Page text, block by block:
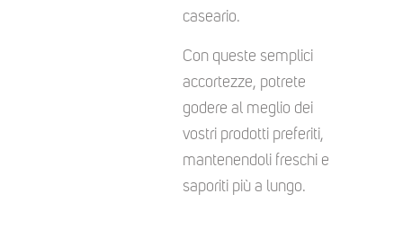
caseario.
Con queste semplici
accortezze, potrete
godere al meglio dei
vostri prodotti preferiti,
mantenendoli freschi e
saporiti più a lungo.